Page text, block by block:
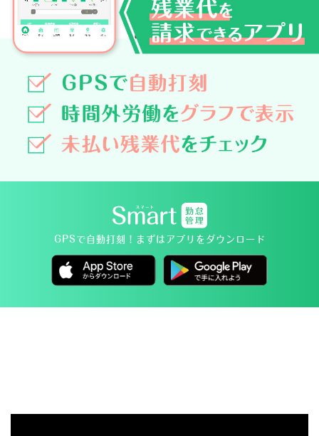
GPSで自動打刻！ まずはアプリをダウンロード